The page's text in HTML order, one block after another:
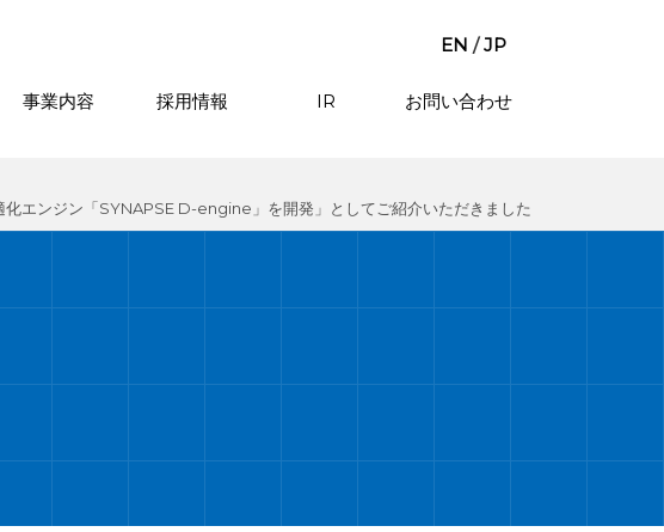
EN /JP
事業内容 採用情報 IR お問い合わせ
エンジン「SYNAPSE D-engine」を開発」としてご紹介いただきました